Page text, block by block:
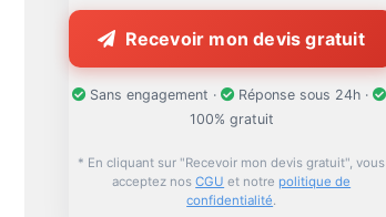
Recevoir mon devis gratuit
Sans engagement ·
Réponse sous 24h ·
100% gratuit
* En cliquant sur "Recevoir mon devis gratuit", vous
acceptez nosCGU et notre politique de
confidentialité.